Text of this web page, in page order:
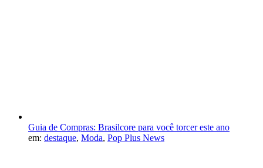
Guia de Compras: Brasilcore para você torcer este ano
em: destaque, Moda, Pop Plus News